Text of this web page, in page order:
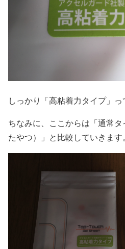
しっかり「高粘着力タイプ」っ
ちなみに、ここからは「通常
たやつ）」と比較していきます